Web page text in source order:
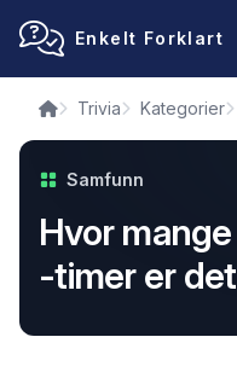
Enkelt Forklart
Trivia Kategorier
Samfunn
Hvor
-timer er